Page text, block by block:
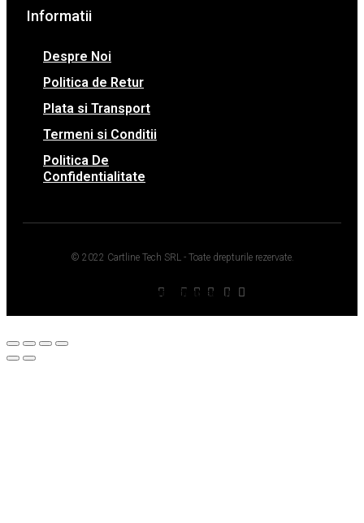
Informatii
Despre Noi
Politica de Retur
Plata si Transport
Termeni si Conditii
Politica De
Confidentialitate
© 2022 Cartline Tech SRL - Toate drepturile rezervate.
Facebook
DribbbleYoutube
Pinterest
Medium